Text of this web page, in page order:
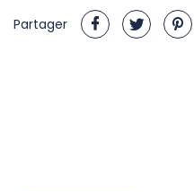
Partager